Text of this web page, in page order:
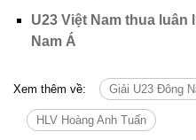
U23 Việt Nam thua
Nam Á
Xem thêm về: Giải U23 Đông
HLV Hoàng Anh Tuấn